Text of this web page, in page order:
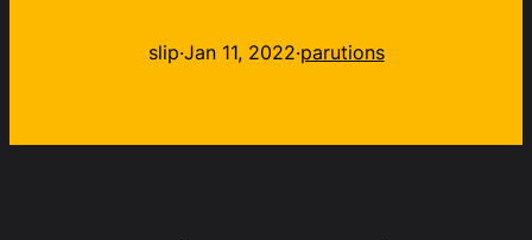
slip·Jan 11, 2022·parutions